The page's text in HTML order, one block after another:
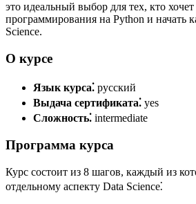
это идеальный выбор для тех, кто
программирования на Python и начать
Science.​
О курсе
Язык курса⁚ русский
Выдача сертификата⁚ yes
Сложность⁚ intermediate
Программа курса
Курс состоит из 8 шагов, каждый из
отдельному аспекту Data Science⁚